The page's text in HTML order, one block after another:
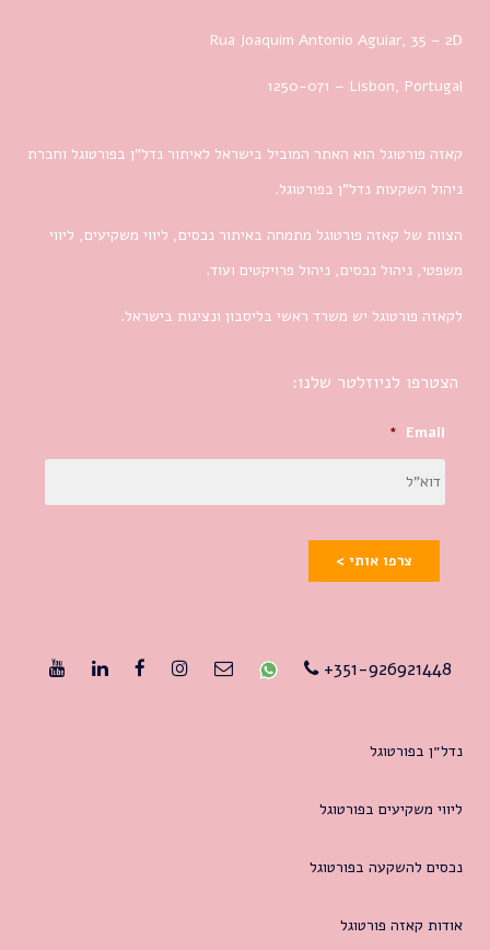
Rua Joaquim Antonio Aguiar, 35 – 2D
1250-071 – Lisbon, Portugal
קאזה פורטוגל הוא האתר המוביל בישראל לאיתור נדל”ן בפורטוגל וחברת
ניהול השקעות נדל”ן בפורטוגל.
הצוות של קאזה פורטוגל מתמחה באיתור נכסים, ליווי משקיעים, ליווי
משפטי, ניהול נכסים, ניהול פרויקטים ועוד.
לקאזה פורטוגל יש משרד ראשי בליסבון ונציגות בישראל.
הצטרפו לניוזלטר שלנו:
Email
*
צרפו אותי >
351-926921448+
נדל״ן בפורטוגל
ליווי משקיעים בפורטוגל
נכסים להשקעה בפורטוגל
אודות קאזה פורטוגל